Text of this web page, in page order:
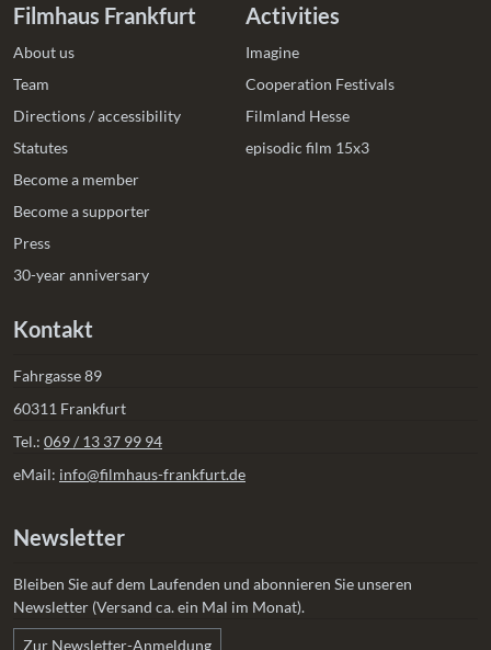
Filmhaus Frankfurt
About us
Team
Directions / accessibility
Statutes
Become a member
Become a supporter
Press
30-year anniversary
Activities
Imagine
Cooperation Festivals
Filmland Hesse
episodic film 15x3
Kontakt
Fahrgasse 89
60311 Frankfurt
Tel.: 069 / 13 37 99 94
eMail: info@filmhaus-frankfurt.de
Newsletter
Bleiben Sie auf dem Laufenden und abonnieren Sie unseren
Newsletter (Versand ca. ein Mal im Monat).
Zur Newsletter-Anmeldung